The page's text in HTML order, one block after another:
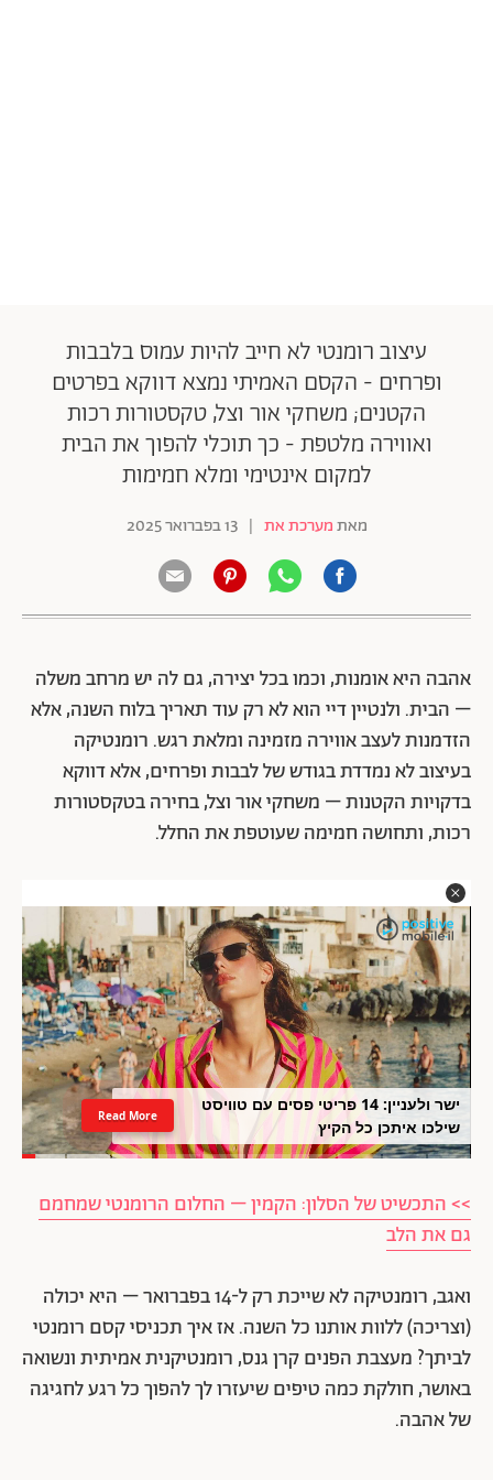
עיצוב רומנטי לא חייב להיות עמוס בלבבות
ופרחים - הקסם האמיתי נמצא דווקא בפרטים
הקטנים; משחקי אור וצל, טקסטורות רכות
ואווירה מלטפת - כך תוכלי להפוך את הבית
למקום אינטימי ומלא חמימות
מאתמערכת את | 13 בפברואר 2025
אהבה היא אומנות, וכמו בכל יצירה, גם לה יש מרחב משלה
– הבית. ולנטיין דיי הוא לא רק עוד תאריך בלוח השנה, אלא
הזדמנות לעצב אווירה מזמינה ומלאת רגש. רומנטיקה
בעיצוב לא נמדדת בגודש של לבבות ופרחים, אלא דווקא
בדקויות הקטנות – משחקי אור וצל, בחירה בטקסטורות
רכות, ותחושה חמימה שעוטפת את החלל.
ישר ולעניין: 14 פריטי פסים עם טוויסט
שילכו איתכן כל הקיץ
Read More
>> התכשיט של הסלון: הקמין – החלום הרומנטי שמחמם
גם את הלב
ואגב, רומנטיקה לא שייכת רק ל-14 בפברואר – היא יכולה
(וצריכה) ללוות אותנו כל השנה. אז איך תכניסי קסם רומנטי
לביתך? מעצבת הפנים קרן גנס, רומנטיקנית אמיתית ונשואה
באושר, חולקת כמה טיפים שיעזרו לך להפוך כל רגע לחגיגה
של אהבה.